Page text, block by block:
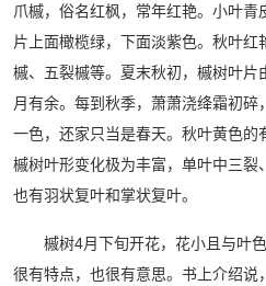
爪槭，俗名红枫，常年红艳。小叶
片上面橄榄绿，下面淡紫色。秋叶
槭、五裂槭等。夏末秋初，槭树叶
月有余。每到秋季，萧萧浇绛霜初
一色，还家只当是春天。秋叶黄色的
槭树叶形变化极为丰富，单叶中三裂
也有羽状复叶和掌状复叶。
槭树4月下旬开花，花小且与叶色
很有特点，也很有意思。书上介绍